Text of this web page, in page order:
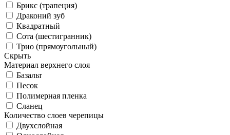
Брикс (трапеция)
Драконий зуб
Квадратный
Сота (шестигранник)
Трио (прямоугольный)
Скрыть
Материал верхнего слоя
Базальт
Песок
Полимерная пленка
Сланец
Количество слоев черепицы
Двухслойная